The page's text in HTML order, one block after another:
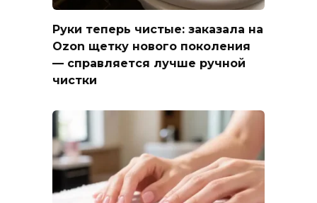
Руки теперь чистые: заказала на
Ozon щетку нового поколения
— справляется лучше ручной
чистки